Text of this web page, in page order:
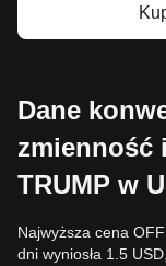
Dane
zmienność
TRUMP w
Najwyższa cena
dni wyniosła 1.5